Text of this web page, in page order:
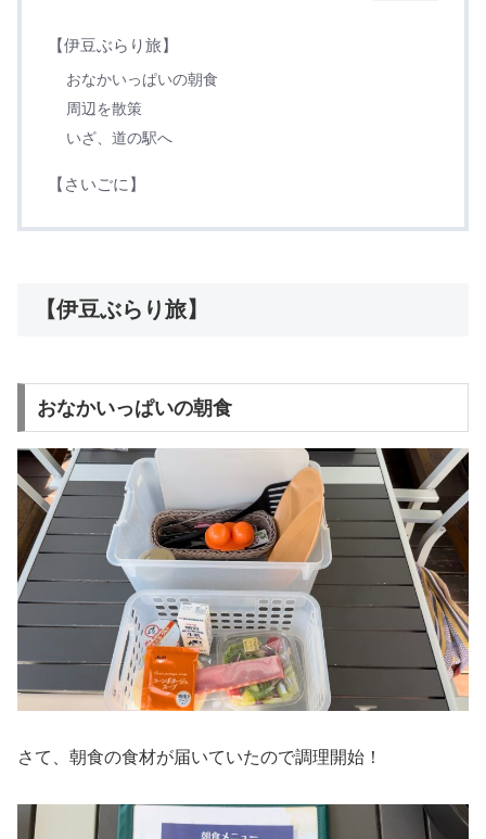
【伊豆ぶらり旅】
おなかいっぱいの朝食
周辺を散策
いざ、道の駅へ
【さいごに】
【伊豆ぶらり旅】
おなかいっぱいの朝食
さて、朝食の食材が届いていたので調理開始！